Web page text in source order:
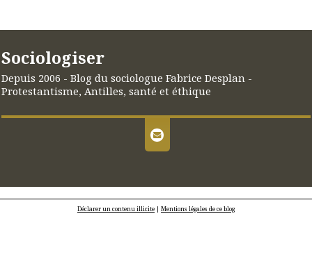
Sociologiser
Depuis 2006 - Blog du sociologue Fabrice Desplan -
Protestantisme, Antilles, santé et éthique
Déclarer un contenu illicite | Mentions légales de ce blog